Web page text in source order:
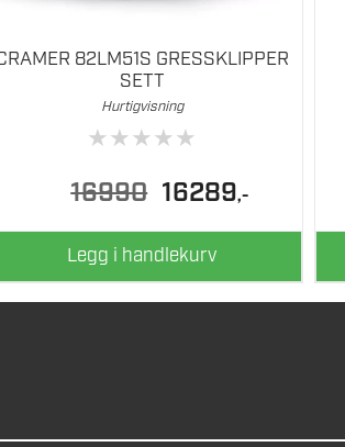
82LM51S GRESSKLIPPER
SETT
Hurtigvisning
★★★★★
16990
Opprinnelig
pris
var:
16990.
16289pris
er:
,-
Legg i handlekurv